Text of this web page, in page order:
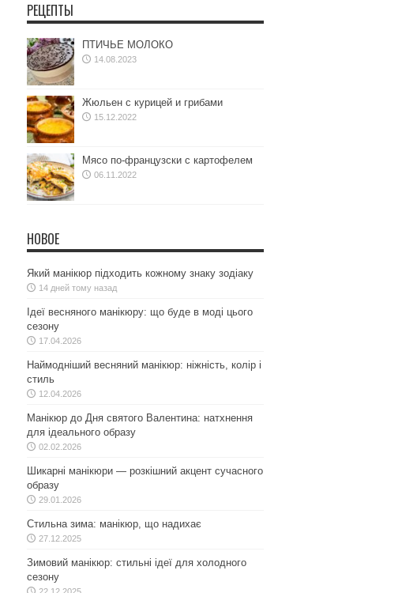
РЕЦЕПТЫ
ПТИЧЬЕ МОЛОКО
14.08.2023
Жюльен с курицей и грибами
15.12.2022
Мясо по-французски с картофелем
06.11.2022
НОВОЕ
Який манікюр підходить кожному знаку зодіаку
14 дней тому назад
Ідеї весняного манікюру: що буде в моді цього
сезону
17.04.2026
Наймодніший весняний манікюр: ніжність, колір і
стиль
12.04.2026
Манікюр до Дня святого Валентина: натхнення
для ідеального образу
02.02.2026
Шикарні манікюри — розкішний акцент сучасного
образу
29.01.2026
Стильна зима: манікюр, що надихає
27.12.2025
Зимовий манікюр: стильні ідеї для холодного
сезону